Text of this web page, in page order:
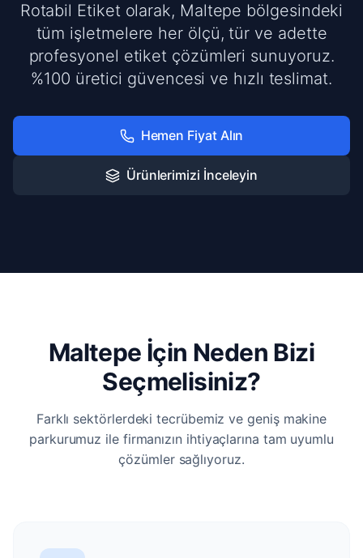
Rotabil Etiket olarak, Maltepe bölgesindeki
tüm işletmelere her ölçü, tür ve adette
profesyonel etiket çözümleri sunuyoruz.
%100 üretici güvencesi ve hızlı teslimat.
Hemen Fiyat Alın
Ürünlerimizi İnceleyin
Maltepe İçin Neden Bizi
Seçmelisiniz?
Farklı sektörlerdeki tecrübemiz ve geniş makine
parkurumuz ile firmanızın ihtiyaçlarına tam uyumlu
çözümler sağlıyoruz.